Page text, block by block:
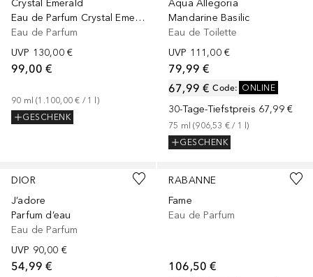
Crystal Emerald
Eau de Parfum Crystal Emerald
Eau de Parfum
UVP 130,00 €
99,00 €
90 ml (1.100,00 € / 1 l)
GESCHENK
Aqua Allegoria
Mandarine Basilic
Eau de Toilette
UVP 111,00 €
79,99 €
Code: ONLINE
67,99 €
30-Tage-Tiefstpreis 67,99 €
75 ml (906,53 € / 1 l)
GESCHENK
DIOR
J’adore
Parfum d’eau
Eau de Parfum
UVP 90,00 €
54,99 €
RABANNE
Fame
Eau de Parfum
106,50 €
Größen